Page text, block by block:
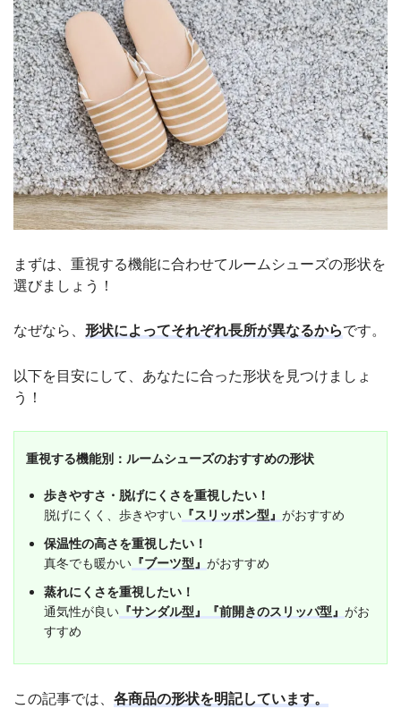
まずは、重視する機能に合わせてルームシューズの形状を
選びましょう！
なぜなら、 形状によってそれぞれ長所が異なるからです。
以下を目安にして、あなたに合った形状を見つけましょ
う！
重視する機能別：ルームシューズのおすすめの形状
歩きやすさ・脱げにくさを重視したい！
脱げにくく、歩きやすい『スリッポン型』 がおすすめ
保温性の高さを重視したい！
真冬でも暖かい『ブーツ型』 がおすすめ
蒸れにくさを重視したい！
通気性が良い『サンダル型』『前開きのスリッパ型』 がお
すすめ
この記事では、 各商品の形状を明記しています。